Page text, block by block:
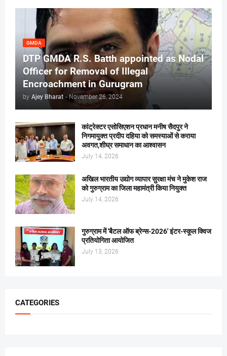
GMDA
DTP GMDA R.S. Batth appointed as Nodal
Officer for Removal of Illegal
Encroachment in Gurugram
by Ajey Bharat - November 26, 2024
कांट्रेक्टर एसोसिएशन प्रधान मनीष सैदपुर ने
निगमायुक्त प्रदीप दहिया को समस्याओं से कराया
अवगत,शीघ्र समाधान का आश्वासन
July 14, 2026
अखिल भारतीय उद्योग व्यापार सुरक्षा मंच ने मुकेश राज
को गुरुग्राम का जिला महामंत्री किया नियुक्त
July 14, 2026
गुरुग्राम में 'बैटल ऑफ ब्रेन्स-2026' इंटर-स्कूल क्विज
प्रतियोगिता आयोजित
July 13, 2026
CATEGORIES